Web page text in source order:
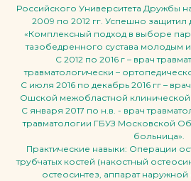
Российского Университета Дружбы
2009 по 2012 гг. Успешно защитил
«Комплексный подход в выборе
тазобедренного сустава молодым
С 2012 по 2016 г – врач
травматологически –
С июля 2016 по декабрь 2016 гг –
Ошской межобластной клинической
С января 2017 по н.в. - врач
травматологии ГБУЗ Московской
больница».
Практические навыки: Операции
трубчатых костей (накостный
остеосинтез, аппарат